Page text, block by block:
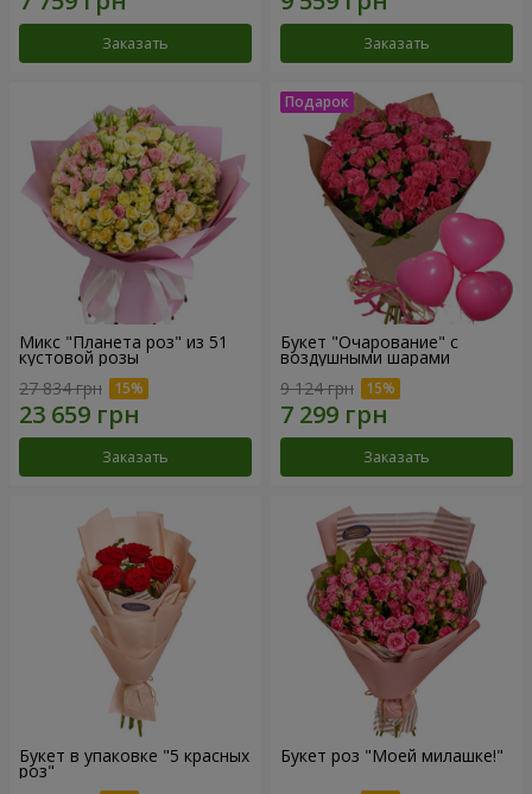
Заказать Заказать
Микс "Планета роз" из 51
кустовой розы
27 834 грн
Заказать
Букет "Очарование" с
воздушными шарами
9 124 грн
Заказать
Букет в упаковке "5 красных
роз"
Букет роз "Моей милашке!"